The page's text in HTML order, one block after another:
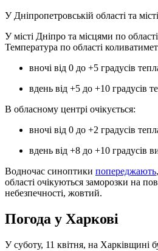
У Дніпропетровській області та
У місті Дніпро та місцями по
Температура по області
вночі від 0 до +5 градусів
вдень від +5 до +10 градусів
В обласному центрі очікується:
вночі від 0 до +2 градусів
вдень від +8 до +10 градусів
Водночас синоптики попереджають
області очікуються заморозки на
небезпечності, жовтий.
Погода у Харкові
У суботу, 11 квітня, на Харківщині